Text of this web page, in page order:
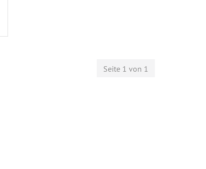
Seite 1 von 1